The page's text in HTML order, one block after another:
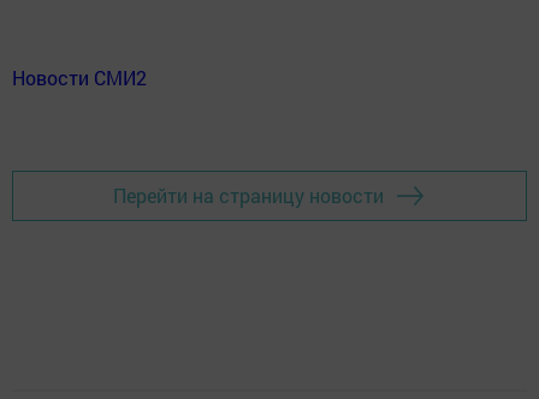
Новости СМИ2
Перейти на страницу новости